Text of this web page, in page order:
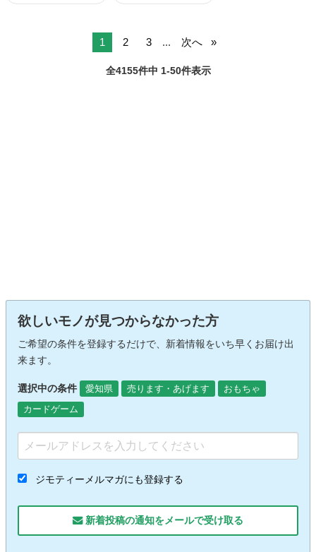
1 2 3 ... 次へ
全4155件中 1-50件表示
欲しいモノが見つからなかった方
ご希望の条件を登録するだけで、新着情報をいち早くお届け出
来ます。
選択中の条件 愛知県 売ります・あげます
おもちゃ
カードゲーム
ジモティーメルマガにも登録する
新着投稿の通知をメールで受け取る